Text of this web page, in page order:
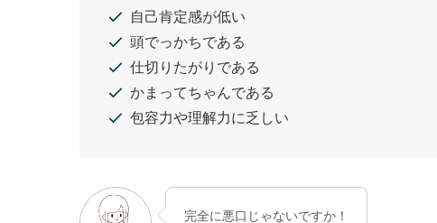
自己肯定感が低い
頭でっかちである
仕切りたがりである
かまってちゃんである
包容力や理解力に乏しい
完全に悪口じゃないですか！